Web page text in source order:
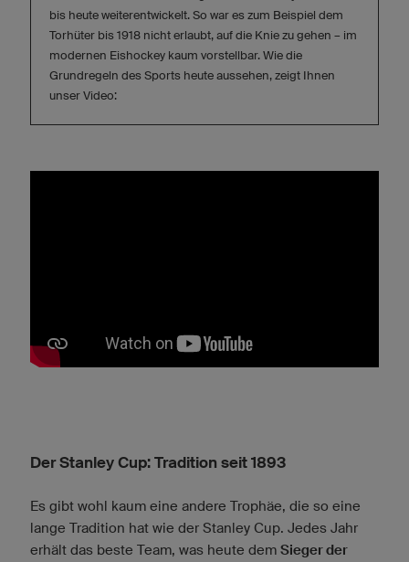
bis heute weiterentwickelt. So war es zum Beispiel dem
Torhüter bis 1918 nicht erlaubt, auf die Knie zu gehen – im
modernen Eishockey kaum vorstellbar. Wie die
Grundregeln des Sports heute aussehen, zeigt Ihnen
unser Video:
Der Stanley Cup: Tradition seit 1893
Es gibt wohl kaum eine andere Trophäe, die so eine
lange Tradition hat wie der Stanley Cup. Jedes Jahr
erhält das beste Team, was heute dem Sieger der